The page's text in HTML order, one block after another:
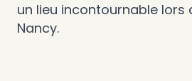
un lieu incontournable lors
Nancy.